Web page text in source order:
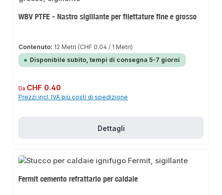
WBV PTFE - Nastro sigillante per filettature fine e grosso
Contenuto: 12 Metri (CHF 0.04 / 1 Metri)
Disponibile subito, tempi di consegna 5-7 giorni
Prezzo normale:
Da CHF 0.40
Prezzi incl. IVA più costi di spedizione
Dettagli
Fermit cemento refrattario per caldaie